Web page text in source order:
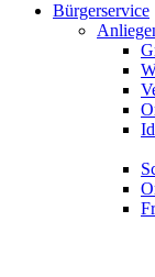
Bürgerservice